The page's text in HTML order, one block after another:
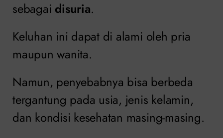
sebagai disuria.
Keluhan ini dapat di alami oleh pria
maupun wanita.
Namun, penyebabnya bisa berbeda
tergantung pada usia, jenis kelamin,
dan kondisi kesehatan masing-masing.